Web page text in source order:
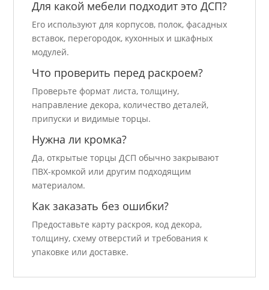
Для какой мебели подходит это ДСП?
Его используют для корпусов, полок, фасадных
вставок, перегородок, кухонных и шкафных
модулей.
Что проверить перед раскроем?
Проверьте формат листа, толщину,
направление декора, количество деталей,
припуски и видимые торцы.
Нужна ли кромка?
Да, открытые торцы ДСП обычно закрывают
ПВХ-кромкой или другим подходящим
материалом.
Как заказать без ошибки?
Предоставьте карту раскроя, код декора,
толщину, схему отверстий и требования к
упаковке или доставке.